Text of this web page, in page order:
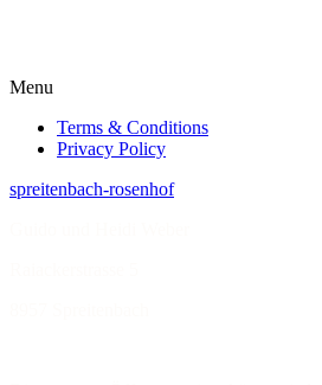
Menu
Terms & Conditions
Privacy Policy
spreitenbach-rosenhof